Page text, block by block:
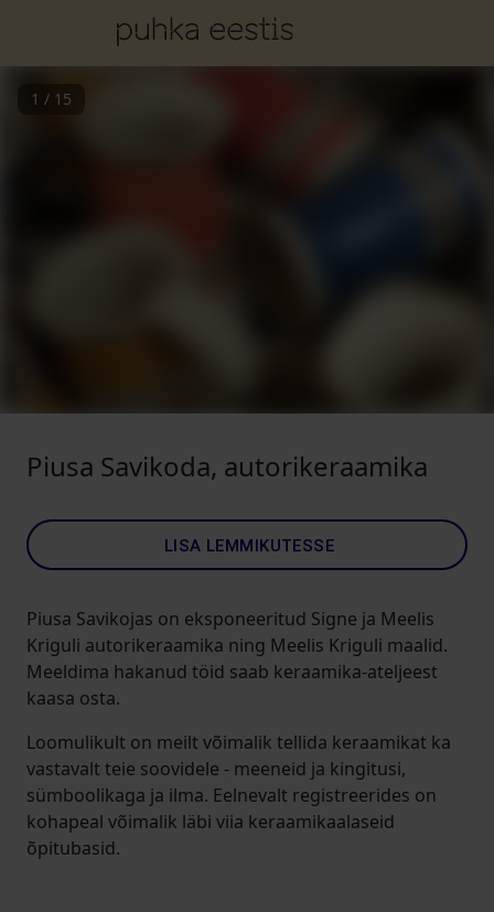
1 / 15
Piusa Savikoda, autorikeraamika
LISA LEMMIKUTESSE
Piusa Savikojas on eksponeeritud Signe ja Meelis
Kriguli autorikeraamika ning Meelis Kriguli maalid.
Meeldima hakanud töid saab keraamika-ateljeest
kaasa osta.
Loomulikult on meilt võimalik tellida keraamikat ka
vastavalt teie soovidele - meeneid ja kingitusi,
sümboolikaga ja ilma. Eelnevalt registreerides on
kohapeal võimalik läbi viia keraamikaalaseid
õpitubasid.